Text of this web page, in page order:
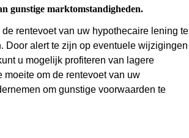
gunstige marktomstandigheden.
rentevoet van uw hypothecaire lening te
Door alert te zijn op eventuele wijzigingen
u mogelijk profiteren van lagere
om de rentevoet van uw
om gunstige voorwaarden te